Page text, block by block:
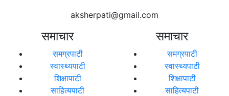
aksherpati@gmail.com
समाचार
समग्रपाटी
स्वास्थ्यपाटी
शिक्षापाटी
साहित्यपाटी
समाचार
समग्रपाटी
स्वास्थ्यपाटी
शिक्षापाटी
साहित्यपाटी